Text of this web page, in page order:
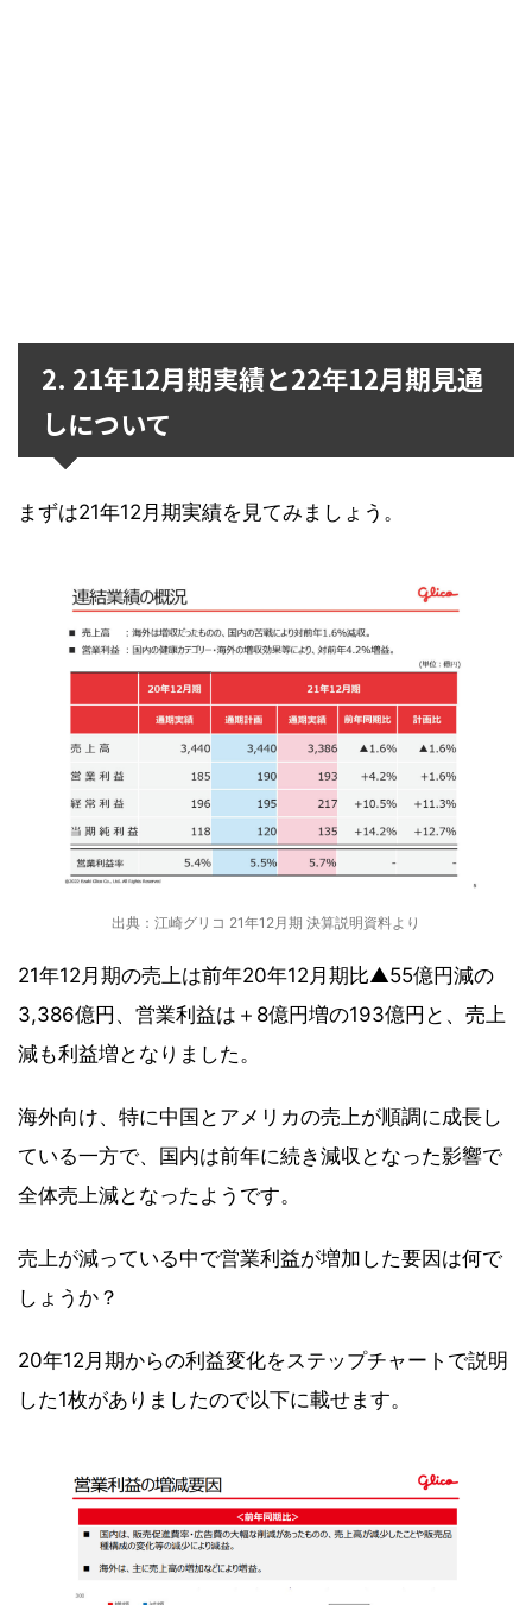
2. 21年12月期実績と22年12月期見通
しについて
まずは21年12月期実績を見てみましょう。
出典：江崎グリコ 21年12月期 決算説明資料より
21年12月期の売上は前年20年12月期比▲55億円減の
3,386億円、営業利益は＋8億円増の193億円と、売上
減も利益増となりました。
海外向け、特に中国とアメリカの売上が順調に成長し
ている一方で、国内は前年に続き減収となった影響で
全体売上減となったようです。
売上が減っている中で営業利益が増加した要因は何で
しょうか？
20年12月期からの利益変化をステップチャートで説明
した1枚がありましたので以下に載せます。